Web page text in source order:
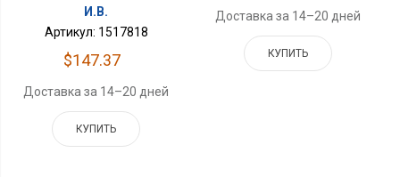
И.В.
Артикул: 1517818
$147.37
Доставка за 14–20 дней
КУПИТЬ
Доставка за 14–20 дней
КУПИТЬ